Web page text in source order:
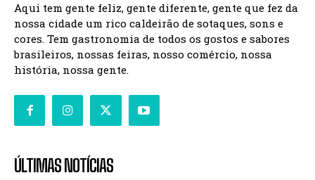
Aqui tem gente feliz, gente diferente, gente que fez da
nossa cidade um rico caldeirão de sotaques, sons e
cores. Tem gastronomia de todos os gostos e sabores
brasileiros, nossas feiras, nosso comércio, nossa
história, nossa gente.
ÚLTIMAS NOTÍCIAS